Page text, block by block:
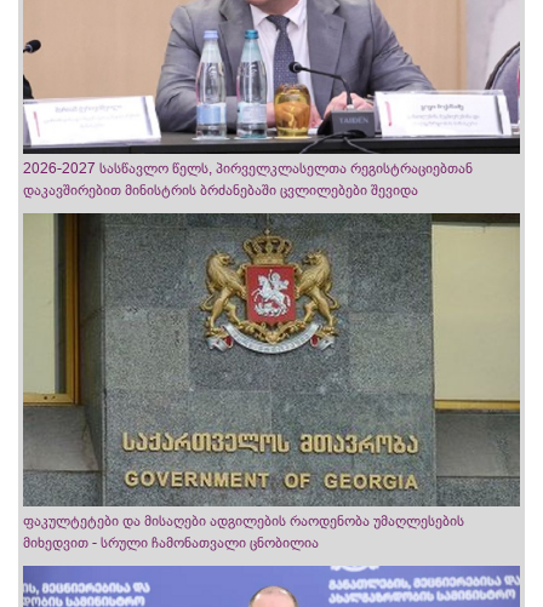
2026-2027 სასწავლო წელს, პირველკლასელთა რეგისტრაციებთან
დაკავშირებით მინისტრის ბრძანებაში ცვლილებები შევიდა
ფაკულტეტები და მისაღები ადგილების რაოდენობა უმაღლესების
მიხედვით - სრული ჩამონათვალი ცნობილია